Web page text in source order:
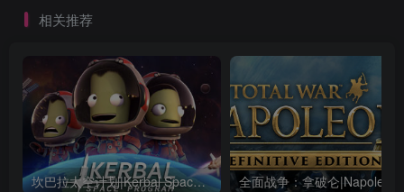
相关推荐
坎巴拉太空计划|Kerbal Space Program|1.12.5.3190|整合全DLC